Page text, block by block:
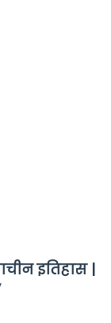
इतिहास |